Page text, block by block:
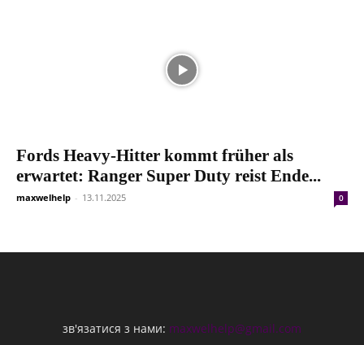
Fords Heavy-Hitter kommt früher als
erwartet: Ranger Super Duty reist Ende...
maxwelhelp - 13.11.2025 0
зв'язатися з нами: maxwelhelp@gmail.com